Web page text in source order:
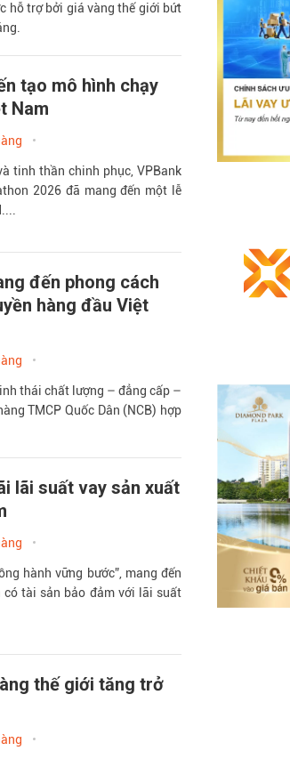
hỗ trợ bởi giá vàng thế giới bứt
tạo mô hình chạy
Nam
tinh thần chinh phục, VPBank
2026 đã mang đến một lễ
đến phong cách
hàng đầu Việt
thái chất lượng – đẳng cấp –
TMCP Quốc Dân (NCB) hợp
lãi suất vay sản xuất
hành vững bước”, mang đến
tài sản bảo đảm với lãi suất
thế giới tăng trở